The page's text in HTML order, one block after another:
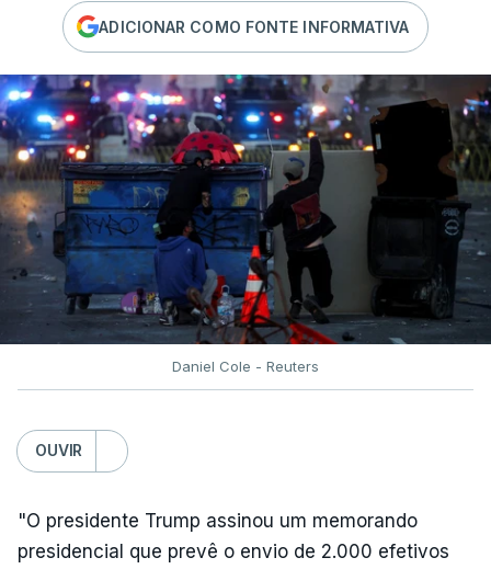
ADICIONAR COMO FONTE INFORMATIVA
Daniel Cole - Reuters
OUVIR
"O presidente Trump assinou um memorando
presidencial que prevê o envio de 2.000 efetivos